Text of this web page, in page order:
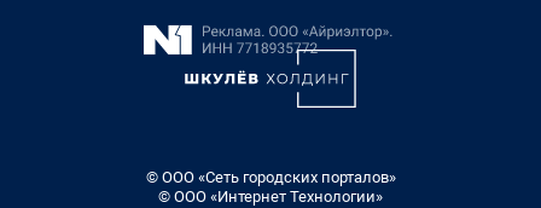
© ООО «Сеть городских порталов»
© ООО «Интернет Технологии»